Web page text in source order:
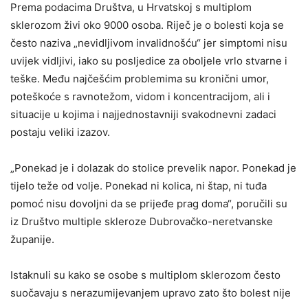
Prema podacima Društva, u Hrvatskoj s multiplom
sklerozom živi oko 9000 osoba. Riječ je o bolesti koja se
često naziva „nevidljivom invalidnošću“ jer simptomi nisu
uvijek vidljivi, iako su posljedice za oboljele vrlo stvarne i
teške. Među najčešćim problemima su kronični umor,
poteškoće s ravnotežom, vidom i koncentracijom, ali i
situacije u kojima i najjednostavniji svakodnevni zadaci
postaju veliki izazov.
„Ponekad je i dolazak do stolice prevelik napor. Ponekad je
tijelo teže od volje. Ponekad ni kolica, ni štap, ni tuđa
pomoć nisu dovoljni da se prijeđe prag doma“, poručili su
iz Društvo multiple skleroze Dubrovačko-neretvanske
županije.
Istaknuli su kako se osobe s multiplom sklerozom često
suočavaju s nerazumijevanjem upravo zato što bolest nije